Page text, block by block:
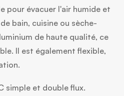
pour évacuer l'air humide et
bain, cuisine ou sèche-
de haute qualité, ce
Il est également flexible,
simple et double flux.